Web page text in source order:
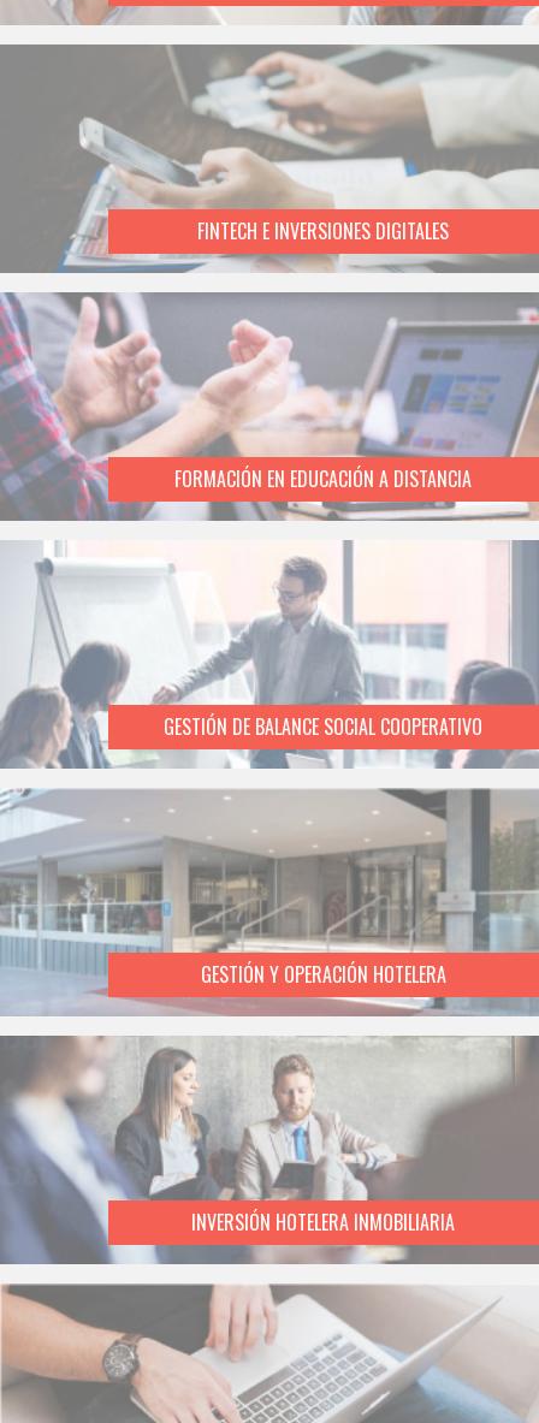
FINTECH E INVERSIONES DIGITALES
FORMACIÓN EN EDUCACIÓN A DISTANCIA
GESTIÓN DE BALANCE SOCIAL COOPERATIVO
GESTIÓN Y OPERACIÓN HOTELERA
INVERSIÓN HOTELERA INMOBILIARIA